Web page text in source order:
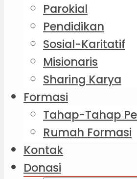
Parokial
Pendidikan
Sosial-Karitatif
Misionaris
Sharing Karya
Formasi
Tahap-Tahap
Rumah Formasi
Kontak
Donasi